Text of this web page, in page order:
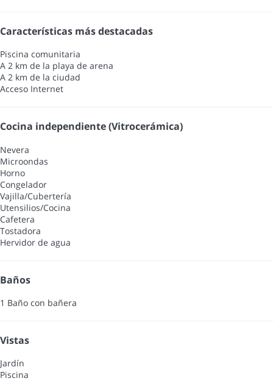
Características más destacadas
Piscina comunitaria
A 2 km de la playa de arena
A 2 km de la ciudad
Acceso Internet
Cocina independiente (Vitrocerámica)
Nevera
Microondas
Horno
Congelador
Vajilla/Cubertería
Utensilios/Cocina
Cafetera
Tostadora
Hervidor de agua
Baños
1 Baño con bañera
Vistas
Jardín
Piscina